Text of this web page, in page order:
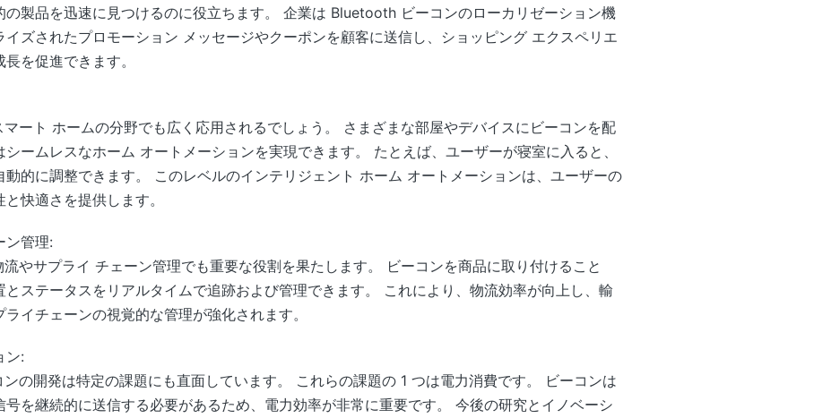
の製品を迅速に見つけるのに役立ちます。 企業は Bluetooth ビーコンのローカリゼーション機
ズされたプロモーション メッセージやクーポンを顧客に送信し、ショッピング エクスペリエ
を促進できます。
ート ホームの分野でも広く応用されるでしょう。 さまざまな部屋やデバイスにビーコンを配
ームレスなホーム オートメーションを実現できます。 たとえば、ユーザーが寝室に入ると、
動的に調整できます。 このレベルのインテリジェント ホーム オートメーションは、ユーザーの
快適さを提供します。
ン管理:
やサプライ チェーン管理でも重要な役割を果たします。 ビーコンを商品に取り付けること
ステータスをリアルタイムで追跡および管理できます。 これにより、物流効率が向上し、輸
イチェーンの視覚的な管理が強化されます。
ン:
の開発は特定の課題にも直面しています。 これらの課題の 1 つは電力消費です。 ビーコンは
を継続的に送信する必要があるため、電力効率が非常に重要です。 今後の研究とイノベーシ